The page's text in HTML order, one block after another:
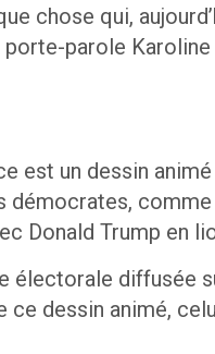
chose qui,
parole
est un dessin
démocrates,
Donald Trump en
électorale diffusée
dessin animé,